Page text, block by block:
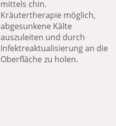
mittels chin.
Kräutertherapie möglich,
abgesunkene Kälte
auszuleiten und durch
Infektreaktualisierung an die
Oberfläche zu holen.